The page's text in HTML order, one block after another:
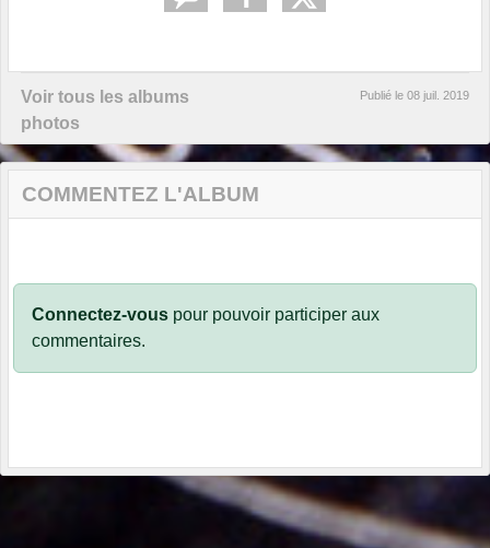
Voir tous les albums
photos
Publié le 08 juil. 2019
COMMENTEZ L'ALBUM
Connectez-vous pour pouvoir participer aux
commentaires.